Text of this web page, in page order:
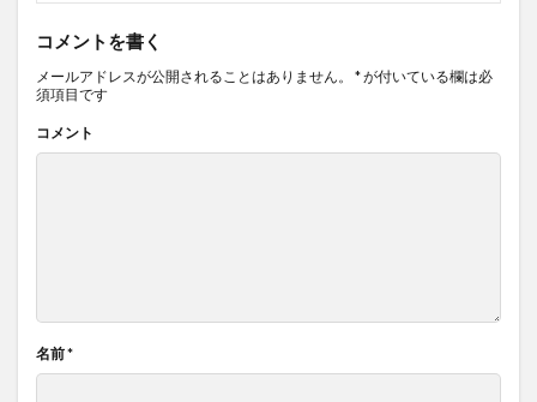
コメントを書く
メールアドレスが公開されることはありません。 *が付いている欄は必
須項目です
コメント
名前*